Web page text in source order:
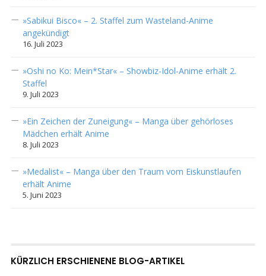
»Sabikui Bisco« – 2. Staffel zum Wasteland-Anime
angekündigt
16. Juli 2023
»Oshi no Ko: Mein*Star« – Showbiz-Idol-Anime erhält 2.
Staffel
9. Juli 2023
»Ein Zeichen der Zuneigung« – Manga über gehörloses
Mädchen erhält Anime
8. Juli 2023
»Medalist« – Manga über den Traum vom Eiskunstlaufen
erhält Anime
5. Juni 2023
KÜRZLICH ERSCHIENENE BLOG-ARTIKEL